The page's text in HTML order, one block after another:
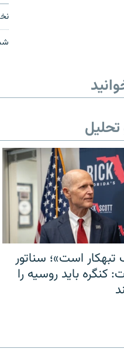
تبهکار است»؛ سناتور
کنگره باید روسیه را